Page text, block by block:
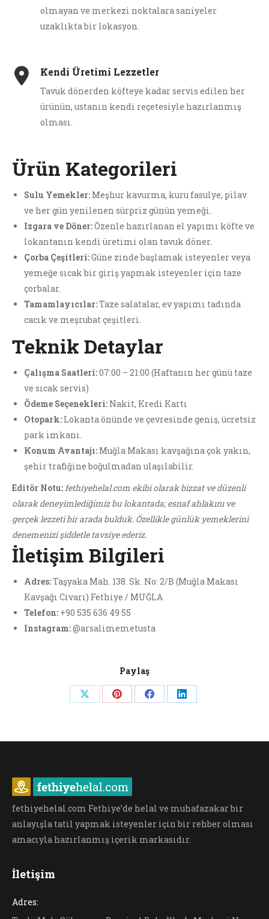
olmayan ve merkezi noktalara saniyeler
uzaklıkta bir lokasyon.
Kendi Üretimi Lezzetler
Tavuk dönerden köfteye kadar servis edilen her
ürünün, ustanın kendi reçetesiyle hazırlanmış
olması.
Ürün Kategorileri
Sulu Yemekler: Meşhur kavurma, kuru fasulye, pilav
ve her gün yenilenen sürpriz günün yemeği.
Izgara ve Döner:Özenle hazırlanan el yapımı köfte ve
lokantanın kendi üretimi olan tavuk döner.
Çorba Çeşitleri:Güne zinde başlamak isteyenler veya
yemeğe sıcak bir giriş yapmak isteyenler için taze
çorbalar.
Tamamlayıcılar:Taze salatalar, ev yapımı tadında
cacık ve meşrubat çeşitleri.
Teknik Detaylar
Çalışma Saatleri:07:00 – 21:00 (Haftanın her günü taze
ve sıcak servis)
Ödeme Seçenekleri: Nakit, Kredi Kartı
Otopark: Lokanta önünde ve çevresinde geniş, ücretsiz
park imkanı.
Konum Avantajı: Muğla Makası kavşağına çok yakın,
şehir trafiğine boğulmadan ulaşılabilir.
Editör Notu:fethiyehelal.com ekibi olarak bizzat ve düzenli
olarak deneyimlediğimiz bu lokantada; esnaf ahlakını ve
gerçek lezzeti bir arada bulduk. Özellikle günlük yemeklerini
denemenizi şiddetle tavsiye ederiz.
İletişim Bilgileri
Adres:Taşyaka Mah. 138. Sk. No: 2/B (Muğla Makası
Kavşağı Civarı) Fethiye / MUĞLA
Telefon: +90 535 636 49 55
Instagram:@arsalimemetusta
Paylaş
Share Share Share Share
fethiyehelal.com Fethiye’de helal ve muhafazakar bir
anlayışla tatil yapmak isteyenler için bir rehber olması
amacıyla hazırlanmış içerik markasıdır.
İletişim
Adres: